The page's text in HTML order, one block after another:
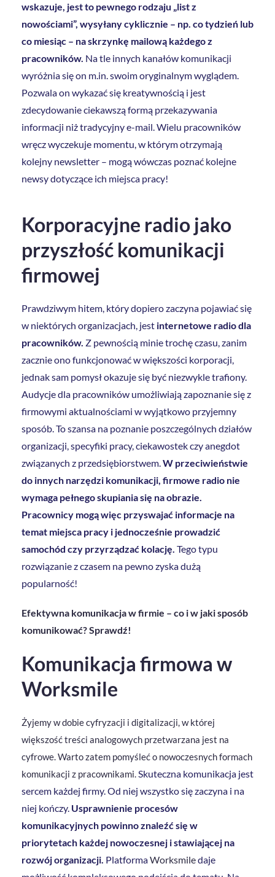
wskazuje, jest to pewnego rodzaju „list z
nowościami”, wysyłany cyklicznie – np. co tydzień lub
co miesiąc – na skrzynkę mailową każdego z
pracowników. Na tle innych kanałów komunikacji
wyróżnia się on m.in. swoim oryginalnym wyglądem.
Pozwala on wykazać się kreatywnością i jest
zdecydowanie ciekawszą formą przekazywania
informacji niż tradycyjny e-mail. Wielu pracowników
wręcz wyczekuje momentu, w którym otrzymają
kolejny newsletter – mogą wówczas poznać kolejne
newsy dotyczące ich miejsca pracy!
Korporacyjne radio jako
przyszłość komunikacji
firmowej
Prawdziwym hitem, który dopiero zaczyna pojawiać się
w niektórych organizacjach, jest internetowe radio dla
pracowników. Z pewnością minie trochę czasu, zanim
zacznie ono funkcjonować w większości korporacji,
jednak sam pomysł okazuje się być niezwykle trafiony.
Audycje dla pracowników umożliwiają zapoznanie się z
firmowymi aktualnościami w wyjątkowo przyjemny
sposób. To szansa na poznanie poszczególnych działów
organizacji, specyfiki pracy, ciekawostek czy anegdot
związanych z przedsiębiorstwem.W przeciwieństwie
do innych narzędzi komunikacji, firmowe radio nie
wymaga pełnego skupiania się na obrazie.
Pracownicy mogą więc przyswajać informacje na
temat miejsca pracy i jednocześnie prowadzić
samochód czy przyrządzać kolację. Tego typu
rozwiązanie z czasem na pewno zyska dużą
popularność!
Efektywna komunikacja w firmie – co i w jaki sposób
komunikować? Sprawdź!
Komunikacja firmowa w
Worksmile
Żyjemy w dobie cyfryzacji i digitalizacji, w której
większość treści analogowych przetwarzana jest na
cyfrowe. Warto zatem pomyśleć o nowoczesnych formach
komunikacji z pracownikami.Skuteczna komunikacja jest
sercem każdej firmy. Od niej wszystko się zaczyna i na
niej kończy. Usprawnienie procesów
komunikacyjnych powinno znaleźć się w
priorytetach każdej nowoczesnej i stawiającej na
rozwój organizacji. PlatformaWorksmiledaje